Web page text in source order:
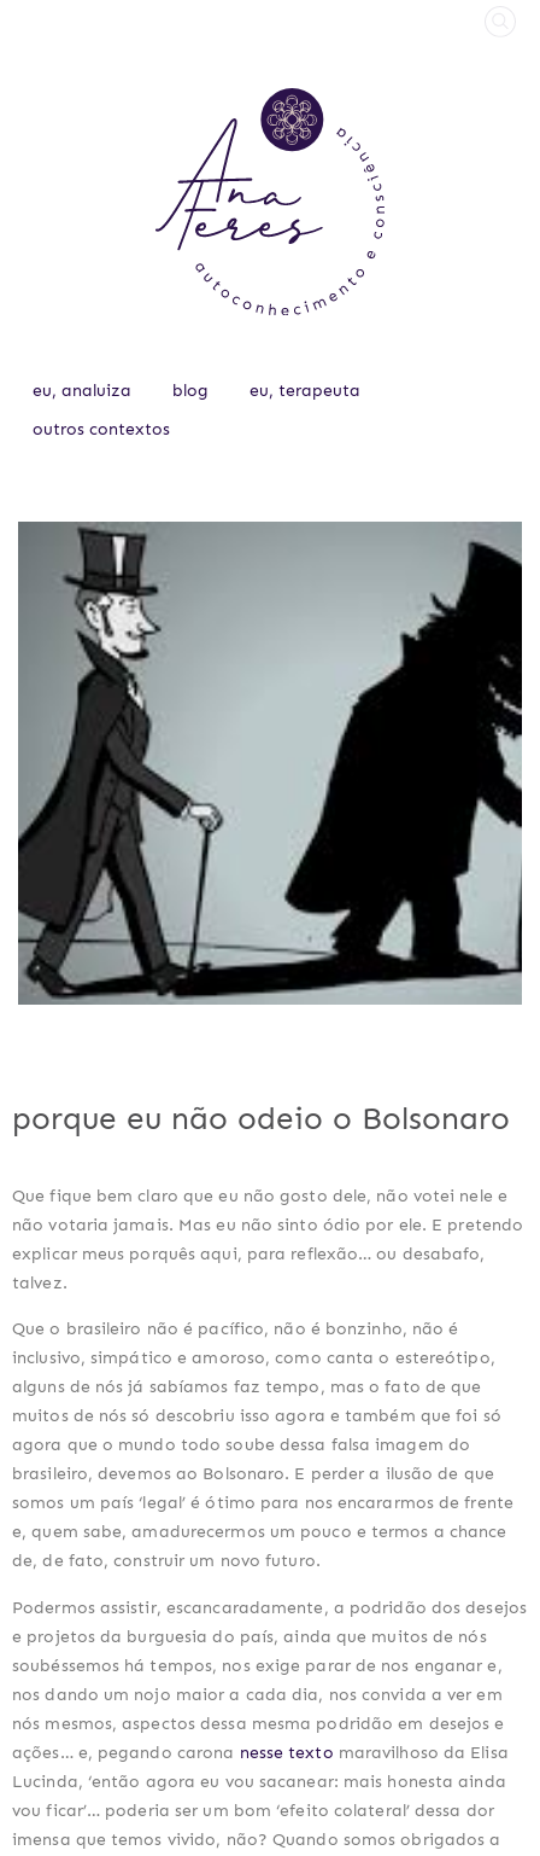
eu, analuiza blog
eu, terapeuta
outros contextos
porque eu não odeio o Bolsonaro
Que fique bem claro que eu não gosto dele, não votei nele e
não votaria jamais. Mas eu não sinto ódio por ele. E pretendo
explicar meus porquês aqui, para reflexão… ou desabafo,
talvez.
Que o brasileiro não é pacífico, não é bonzinho, não é
inclusivo, simpático e amoroso, como canta o estereótipo,
alguns de nós já sabíamos faz tempo, mas o fato de que
muitos de nós só descobriu isso agora e também que foi só
agora que o mundo todo soube dessa falsa imagem do
brasileiro, devemos ao Bolsonaro. E perder a ilusão de que
somos um país ‘legal’ é ótimo para nos encararmos de frente
e, quem sabe, amadurecermos um pouco e termos a chance
de, de fato, construir um novo futuro.
Podermos assistir, escancaradamente, a podridão dos desejos
e projetos da burguesia do país, ainda que muitos de nós
soubéssemos há tempos, nos exige parar de nos enganar e,
nos dando um nojo maior a cada dia, nos convida a ver em
nós mesmos, aspectos dessa mesma podridão em desejos e
ações… e, pegando carona nesse texto maravilhoso da Elisa
Lucinda, ‘então agora eu vou sacanear: mais honesta ainda
vou ficar’… poderia ser um bom ‘efeito colateral’ dessa dor
imensa que temos vivido, não? Quando somos obrigados a